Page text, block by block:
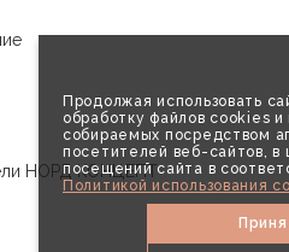
Продолжая использовать
обработку файлов cookies и
собираемых посредством
посетителей веб-сайтов, в
посещений сайта в
Политикой использования
НОРД КОНЦЕПТ